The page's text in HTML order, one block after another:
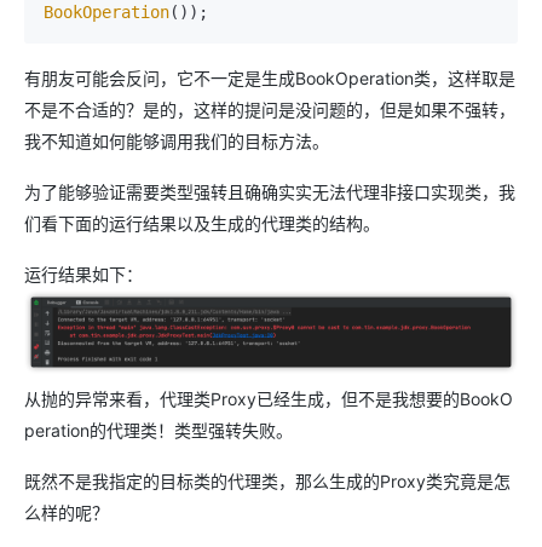
BookOperation());
有朋友可能会反问，它不一定是生成BookOperation类，这样取是
不是不合适的？是的，这样的提问是没问题的，但是如果不强转，
我不知道如何能够调用我们的目标方法。
为了能够验证需要类型强转且确确实实无法代理非接口实现类，我
们看下面的运行结果以及生成的代理类的结构。
运行结果如下：
从抛的异常来看，代理类Proxy已经生成，但不是我想要的BookO
peration的代理类！类型强转失败。
既然不是我指定的目标类的代理类，那么生成的Proxy类究竟是怎
么样的呢？